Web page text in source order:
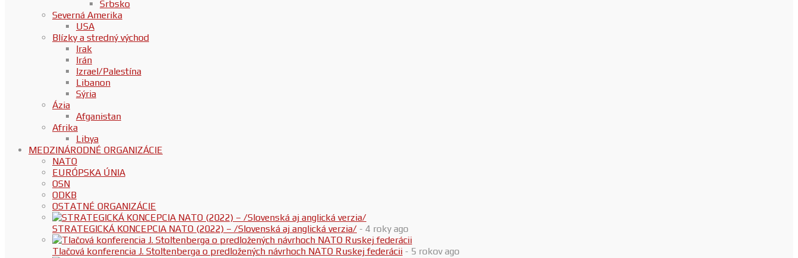
Srbsko
Severná Amerika
USA
Blízky a stredný východ
Irak
Irán
Izrael/Palestína
Libanon
Sýria
Ázia
Afganistan
Afrika
Libya
MEDZINÁRODNÉ ORGANIZÁCIE
NATO
EURÓPSKA ÚNIA
OSN
ODKB
OSTATNÉ ORGANIZÁCIE
STRATEGICKÁ KONCEPCIA NATO (2022) – /Slovenská aj anglická verzia/ - 4 roky ago
Tlačová konferencia J. Stoltenberga o predložených návrhoch NATO Ruskej federácii - 5 rokov ago